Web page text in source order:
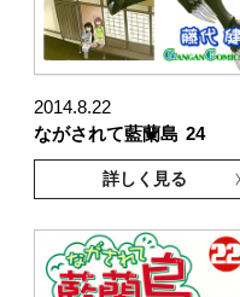
2014.8.22
ながされて藍蘭島 24
詳しく見る